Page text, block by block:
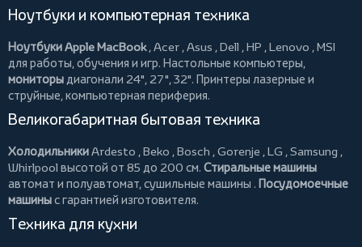
Ноутбуки и компьютерная техника
Ноутбуки Apple MacBook,Acer ,Asus ,Dell ,HP ,Lenovo ,MSI
для работы, обучения и игр. Настольные компьютеры,
мониторыдиагонали 24", 27", 32". Принтеры лазерные и
струйные, компьютерная периферия.
Великогабаритная бытовая техника
ХолодильникиArdesto ,Beko ,Bosch ,Gorenje ,LG ,Samsung ,
Whirlpool высотой от 85 до 200 см. Стиральные машины
автомат и полуавтомат,сушильные машины . Посудомоечные
машиныс гарантией изготовителя.
Техника для кухни